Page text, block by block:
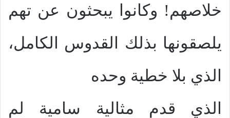
خلاصهم! وكانوا يبحثون عن تهم
يلصقونها بذلك القدوس الكامل،
الذي بلا خطية وحده
الذي قدم مثالية سامية لم